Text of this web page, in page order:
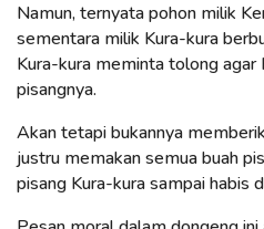
Namun, ternyata pohon milik
sementara milik Kura-kura
Kura-kura meminta tolong agar
pisangnya.
Akan tetapi bukannya
justru memakan semua buah
pisang Kura-kura sampai habis